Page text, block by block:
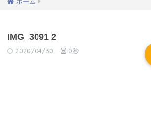
ホーム
IMG_3091 2
2020/04/30 0秒